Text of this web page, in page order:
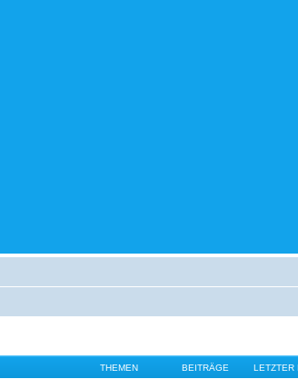
THEMEN BEITRÄGE LETZTER